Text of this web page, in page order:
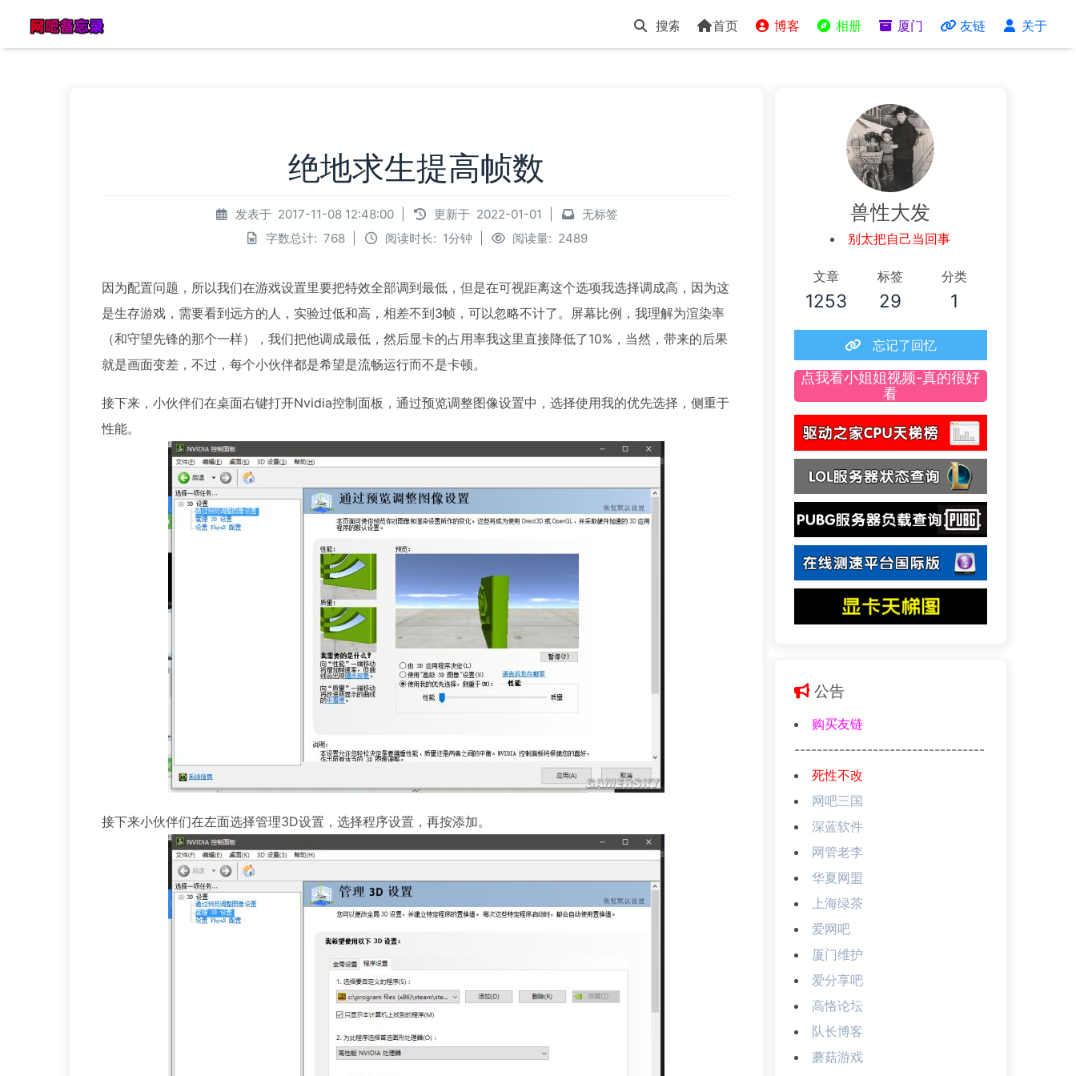
首页 博客 相册 厦门 友链 关于
绝地求生提高帧数
发表于 2017-11-08 12:48:00 更新于 2022-01-01
无标签
字数总计: 768 阅读时长: 1分钟 阅读量: 2489
因为配置问题，所以我们在游戏设置里要把特效全部调到最低，但是在可视距离这个选项我选择调成高，因为这
是生存游戏，需要看到远方的人，实验过低和高，相差不到3帧，可以忽略不计了。屏幕比例，我理解为渲染率
（和守望先锋的那个一样），我们把他调成最低，然后显卡的占用率我这里直接降低了10%，当然，带来的后果
就是画面变差，不过，每个小伙伴都是希望是流畅运行而不是卡顿。
接下来，小伙伴们在桌面右键打开Nvidia控制面板，通过预览调整图像设置中，选择使用我的优先选择，侧重于
性能。
接下来小伙伴们在左面选择管理3D设置，选择程序设置，再按添加。
兽性大发
别太把自己当回事
文章
1253
标签
29
分类
1
忘记了回忆
点我看小姐姐视频-真的很好
看
公告
购买友链
----------------------------------
死性不改
网吧三国
深蓝软件
网管老李
华夏网盟
上海绿茶
爱网吧
厦门维护
爱分享吧
高恪论坛
队长博客
蘑菇游戏